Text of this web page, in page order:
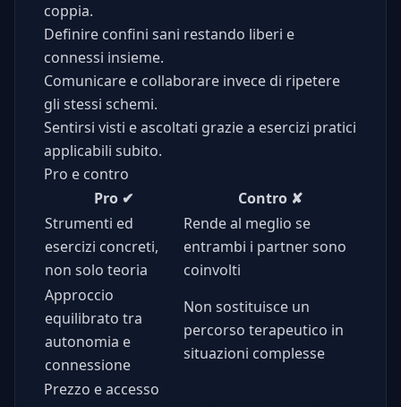
coppia.
Definire confini sani restando liberi e
connessi insieme.
Comunicare e collaborare invece di ripetere
gli stessi schemi.
Sentirsi visti e ascoltati grazie a esercizi pratici
applicabili subito.
Pro e contro
Pro ✔ Contro ✘
Strumenti ed
esercizi concreti,
non solo teoria
Rende al meglio se
entrambi i partner sono
coinvolti
Approccio
equilibrato tra
autonomia e
connessione
Non sostituisce un
percorso terapeutico in
situazioni complesse
Prezzo e accesso